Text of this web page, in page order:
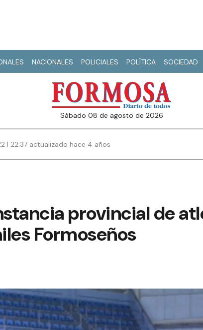
NACIONALES POLICIALES POLÍTICA SOCIEDAD
sábado 08 de agosto de 2026
| 22:37 actualizado hace 4 años
provincial de
Formoseños